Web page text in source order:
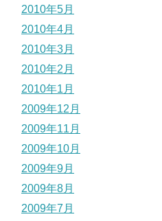
2010年5月
2010年4月
2010年3月
2010年2月
2010年1月
2009年12月
2009年11月
2009年10月
2009年9月
2009年8月
2009年7月